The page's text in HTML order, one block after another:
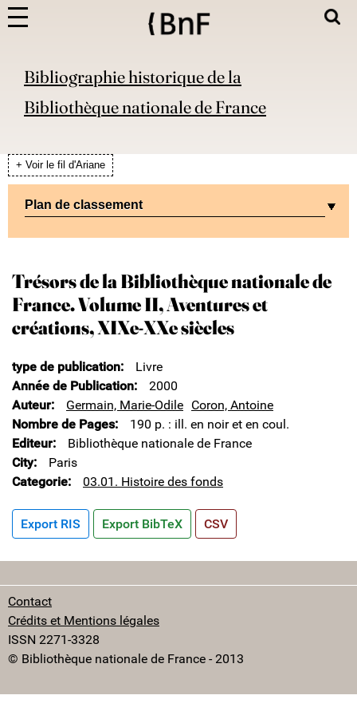
Bibliographie historique de la
Bibliothèque nationale de France
+ Voir le fil d'Ariane
Plan de classement
Trésors de la Bibliothèque nationale de
France. Volume II, Aventures et
créations, XIXe-XXe siècles
type de publication
Livre
Année de Publication
2000
Auteur
Germain, Marie-Odile Coron, Antoine
Nombre de Pages
190 p. : ill. en noir et en coul.
Editeur
Bibliothèque nationale de France
City
Paris
Categorie
03.01. Histoire des fonds
Export RIS Export BibTeX CSV
Contact
Crédits et Mentions légales
ISSN 2271-3328
© Bibliothèque nationale de France - 2013